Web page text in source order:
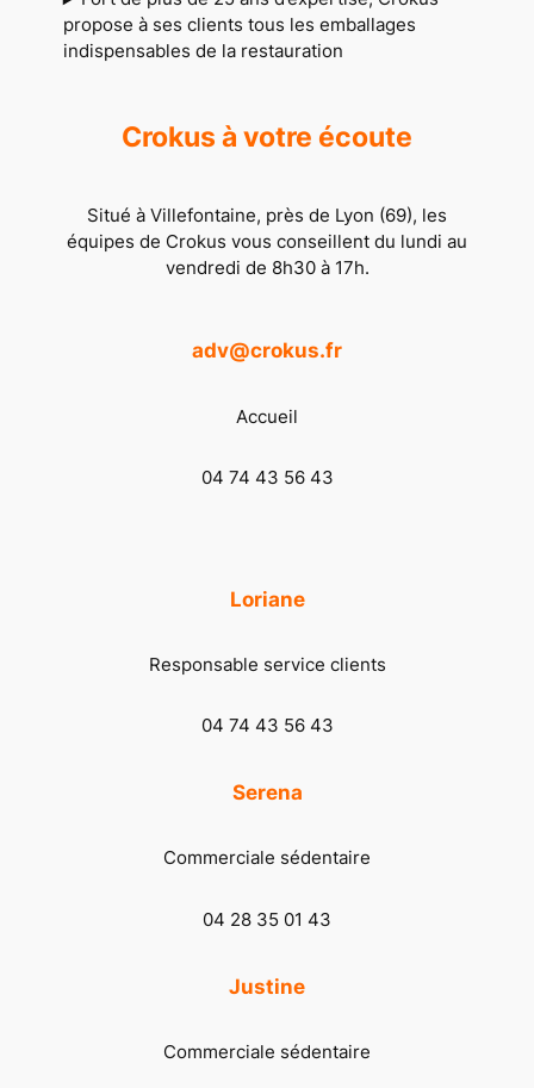
propose à ses clients tous les emballages
indispensables de la restauration
Crokus à votre écoute
Situé à Villefontaine, près de Lyon (69), les
équipes de Crokus vous conseillent du lundi au
vendredi de 8h30 à 17h.
adv@crokus.fr
Accueil
04 74 43 56 43
Loriane
Responsable service clients
04 74 43 56 43
Serena
Commerciale sédentaire
04 28 35 01 43
Justine
Commerciale sédentaire